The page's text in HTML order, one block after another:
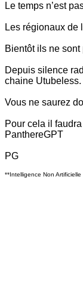
Le temps n’est
Les régionaux de
Bientôt ils ne
Depuis silence
chaine Utubeless.
Vous ne saurez
Pour cela il
PanthereGPT
PG
**Intelligence Non Artificielle